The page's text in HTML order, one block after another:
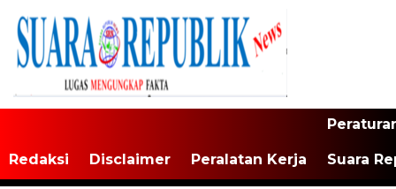
Redaksi Disclaimer Peralatan Kerja Suara